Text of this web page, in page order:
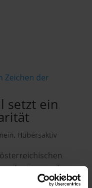
setzt ein
, Hubersaktiv
Zuversicht
erkrankt